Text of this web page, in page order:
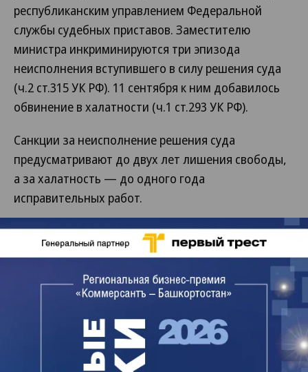
республиканским управлением Федеральной
службы судебных приставов. Заместителю
министра инкриминируются три эпизода
неисполнения вступившего в силу решения суда
(ч.2 ст.315 УК РФ). 11 сентября к ним добавилось
обвинение в халатности (ч.1 ст.293 УК РФ).
Санкции за неисполнение решения суда
предусматривают до двух лет лишения свободы,
а за халатность — до одного года
исправительных работ.
Изначально госпожа Кононова пыталась
оспорить постановление о возбуждении дела в
Советском райсуде Уфы, но по ходатайству
помощника прокурора Уфы Ирины Назыровой
заявление было передано по подсудности в суд
Нижнего Новгорода, так как расследование
спорного уголовного дела ведет